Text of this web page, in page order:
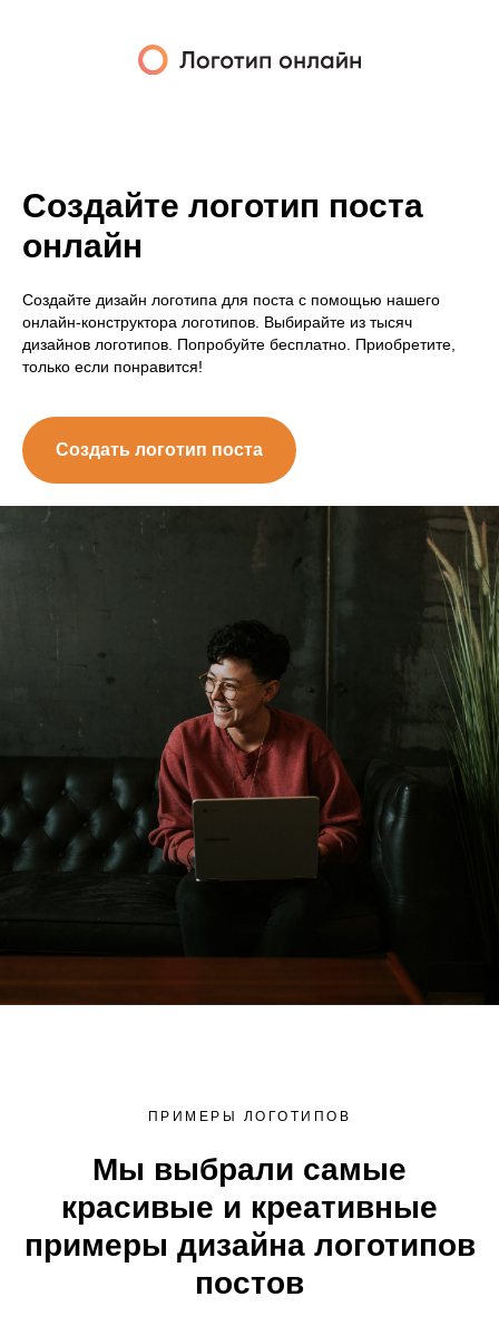
Создайте логотип поста
онлайн
Создайте дизайн логотипа для поста с помощью нашего
онлайн-конструктора логотипов. Выбирайте из тысяч
дизайнов логотипов. Попробуйте бесплатно. Приобретите,
только если понравится!
Создать логотип поста
ПРИМЕРЫ ЛОГОТИПОВ
Мы выбрали самые
красивые и креативные
примеры дизайна логотипов
постов